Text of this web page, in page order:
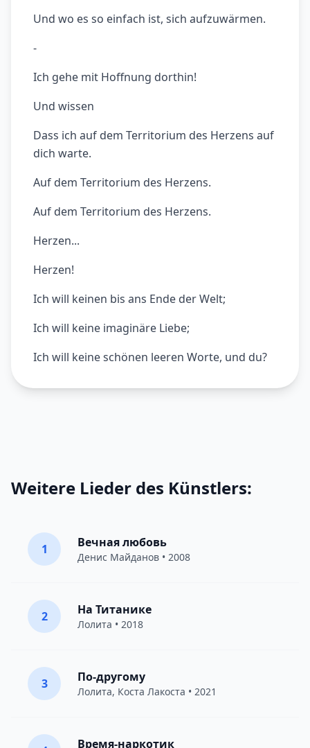
Und wo es so einfach ist, sich aufzuwärmen.
-
Ich gehe mit Hoffnung dorthin!
Und wissen
Dass ich auf dem Territorium des Herzens auf
dich warte.
Auf dem Territorium des Herzens.
Auf dem Territorium des Herzens.
Herzen...
Herzen!
Ich will keinen bis ans Ende der Welt;
Ich will keine imaginäre Liebe;
Ich will keine schönen leeren Worte, und du?
Weitere Lieder des Künstlers:
1 Вечная любовь
Денис Майданов • 2008
2 На Титанике
Лолита • 2018
3 По-другому
Лолита, Коста Лакоста • 2021
Время-наркотик